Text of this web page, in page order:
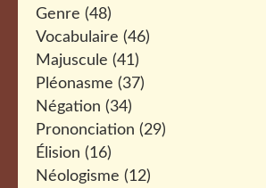
Genre (48)
Vocabulaire (46)
Majuscule (41)
Pléonasme (37)
Négation (34)
Prononciation (29)
Élision (16)
Néologisme (12)